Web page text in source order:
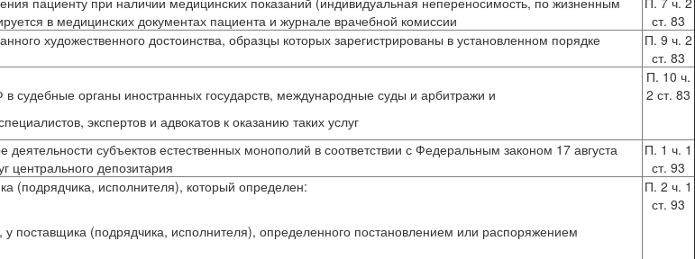
в медицинских документах пациента и журнале врачебной комиссии
ст. 83
художественного достоинства, образцы которых зарегистрированы в установленном порядке
П. 9 ч. 2
ст. 83
судебные органы иностранных государств, международные суды и арбитражи и
экспертов и адвокатов к оказанию таких услуг
П. 10 ч.
2 ст. 83
субъектов естественных монополий в соответствии с Федеральным законом 17 августа
центрального депозитария
П. 1 ч. 1
ст. 93
(подрядчика, исполнителя), который определен:
поставщика (подрядчика, исполнителя), определенного постановлением или распоряжением
П. 2 ч. 1
ст. 93